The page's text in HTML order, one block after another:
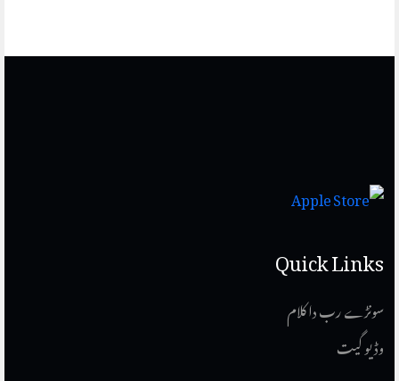
Quick Links
سونڑے رب دا کلام
وڈیو گیت